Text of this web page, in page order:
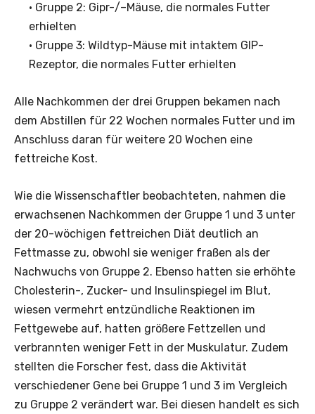
• Gruppe 2: Gipr-/–Mäuse, die normales Futter
erhielten
• Gruppe 3: Wildtyp-Mäuse mit intaktem GIP-
Rezeptor, die normales Futter erhielten
Alle Nachkommen der drei Gruppen bekamen nach
dem Abstillen für 22 Wochen normales Futter und im
Anschluss daran für weitere 20 Wochen eine
fettreiche Kost.
Wie die Wissenschaftler beobachteten, nahmen die
erwachsenen Nachkommen der Gruppe 1 und 3 unter
der 20-wöchigen fettreichen Diät deutlich an
Fettmasse zu, obwohl sie weniger fraßen als der
Nachwuchs von Gruppe 2. Ebenso hatten sie erhöhte
Cholesterin-, Zucker- und Insulinspiegel im Blut,
wiesen vermehrt entzündliche Reaktionen im
Fettgewebe auf, hatten größere Fettzellen und
verbrannten weniger Fett in der Muskulatur. Zudem
stellten die Forscher fest, dass die Aktivität
verschiedener Gene bei Gruppe 1 und 3 im Vergleich
zu Gruppe 2 verändert war. Bei diesen handelt es sich